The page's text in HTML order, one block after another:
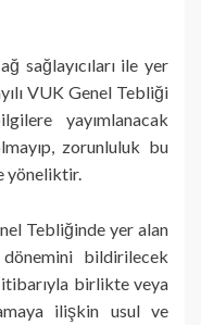
sağlayıcıları ile yer
VUK Genel Tebliği
yayımlanacak
zorunluluk bu
yöneliktir.
Tebliğinde yer alan
bildirilecek
birlikte veya
ilişkin usul ve